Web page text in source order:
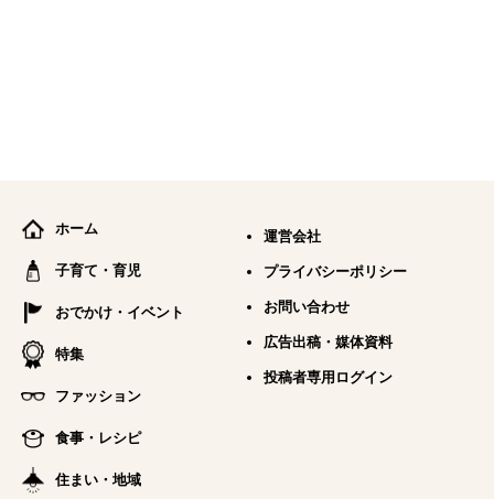
ホーム
子育て・育児
おでかけ・イベント
特集
ファッション
食事・レシピ
住まい・地域
運営会社
プライバシーポリシー
お問い合わせ
広告出稿・媒体資料
投稿者専用ログイン